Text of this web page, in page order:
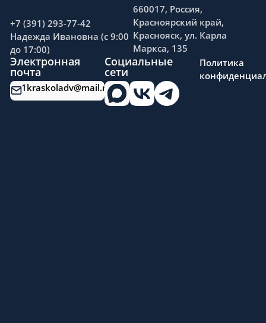
Железнодорожный районный суд г.
Красноярска отметил, что, заключив
соглашение об оказании
юридической помощи, доверитель
уже предоставил адвокату право
направлять в соответствующие
органы адвокатский запрос по
+7 (391) 293-77-42
Надежда Ивановна (c 9:00
до 17:00)
660017, Россия,
Красноярский край,
Краснояск, ул. Карла
Маркса, 135
Электронная
почта
1kraskoladv@mail.ru
Социальные
сети
Политика